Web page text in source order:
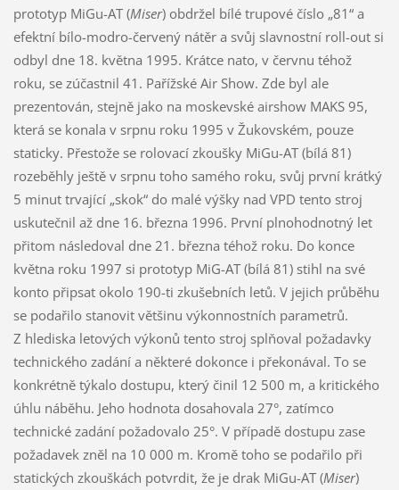
prototyp MiGu-AT (Miser) obdržel bílé trupové číslo „81“ a
efektní bílo-modro-červený nátěr a svůj slavnostní roll-out si
odbyl dne 18. května 1995. Krátce nato, v červnu téhož
roku, se zúčastnil 41. Pařížské Air Show. Zde byl ale
prezentován, stejně jako na moskevské airshow MAKS 95,
která se konala v srpnu roku 1995 v Žukovském, pouze
staticky. Přestože se rolovací zkoušky MiGu-AT (bílá 81)
rozeběhly ještě v srpnu toho samého roku, svůj první krátký
5 minut trvající „skok“ do malé výšky nad VPD tento stroj
uskutečnil až dne 16. března 1996. První plnohodnotný let
přitom následoval dne 21. března téhož roku. Do konce
května roku 1997 si prototyp MiG-AT (bílá 81) stihl na své
konto připsat okolo 190-ti zkušebních letů. V jejich průběhu
se podařilo stanovit většinu výkonnostních parametrů.
Z hlediska letových výkonů tento stroj splňoval požadavky
technického zadání a některé dokonce i překonával. To se
konkrétně týkalo dostupu, který činil 12 500 m, a kritického
úhlu náběhu. Jeho hodnota dosahovala 27°, zatímco
technické zadání požadovalo 25°. V případě dostupu zase
požadavek zněl na 10 000 m. Kromě toho se podařilo při
statických zkouškách potvrdit, že je drak MiGu-AT (Miser)